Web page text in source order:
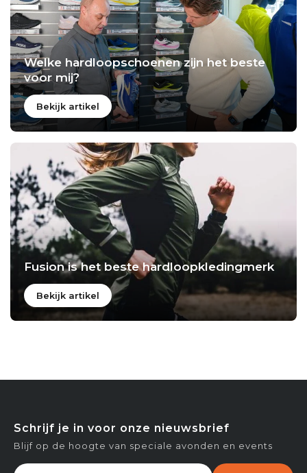
Welke hardloopschoenen zijn het beste
voor mij?
Bekijk artikel
Fusion is het beste hardloopkledingmerk
Bekijk artikel
Schrijf je in voor onze nieuwsbrief
Blijf op de hoogte van speciale avonden en events